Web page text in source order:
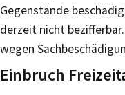
Gegenstände
derzeit nicht
wegen
Einbruch